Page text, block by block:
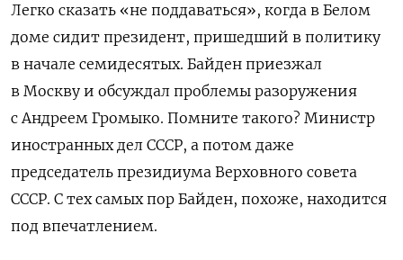
Легко сказать «не поддаваться», когда в Белом
доме сидит президент, пришедший в политику
в начале семидесятых. Байден приезжал
в Москву и обсуждал проблемы разоружения
с Андреем Громыко. Помните такого? Министр
иностранных дел СССР, а потом даже
председатель президиума Верховного совета
СССР. С тех самых пор Байден, похоже, находится
под впечатлением.